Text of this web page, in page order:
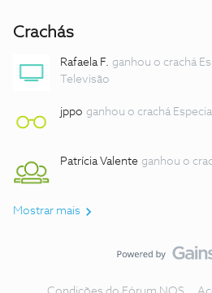
Crachás
Rafaela F. ganhou o crachá
Televisão
jppo ganhou o crachá
Patrícia Valente ganhou o
Mostrar mais